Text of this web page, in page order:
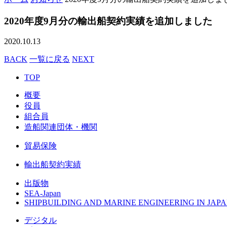
2020年度9月分の輸出船契約実績を追加しました
2020.10.13
BACK 一覧に戻る NEXT
TOP
概要
役員
組合員
造船関連団体・機関
貿易保険
輸出船契約実績
出版物
SEA-Japan
SHIPBUILDING AND MARINE ENGINEERING IN
デジタル